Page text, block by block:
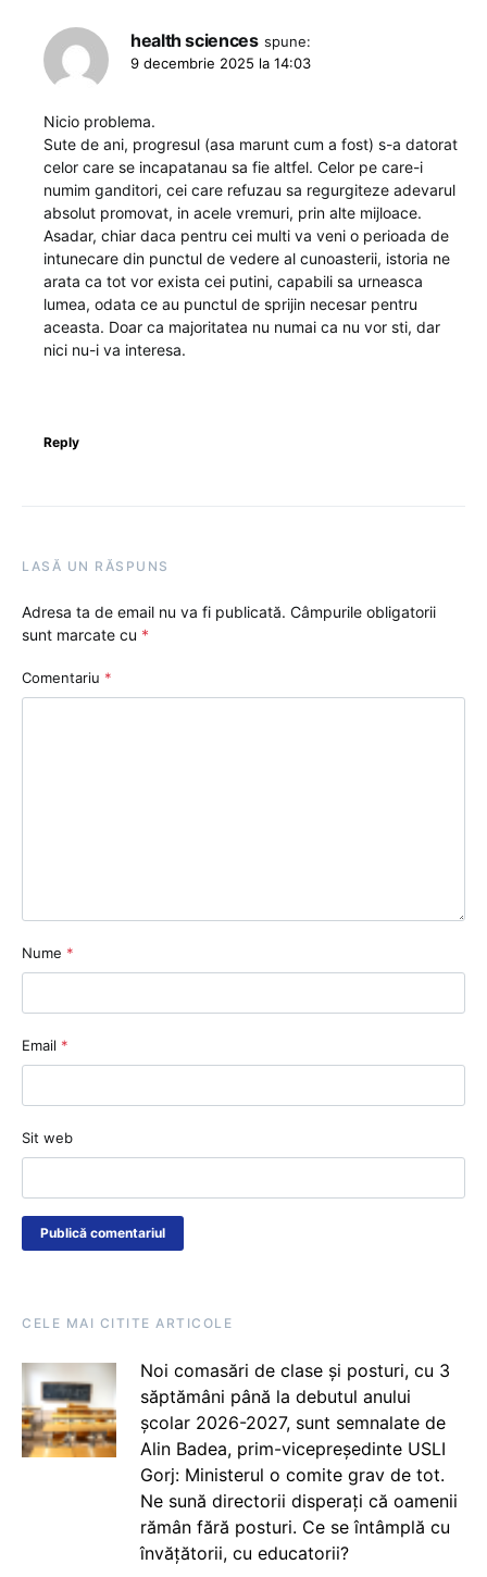
health sciences spune:
9 decembrie 2025 la 14:03
Nicio problema.
Sute de ani, progresul (asa marunt cum a fost) s-a datorat
celor care se incapatanau sa fie altfel. Celor pe care-i
numim ganditori, cei care refuzau sa regurgiteze adevarul
absolut promovat, in acele vremuri, prin alte mijloace.
Asadar, chiar daca pentru cei multi va veni o perioada de
intunecare din punctul de vedere al cunoasterii, istoria ne
arata ca tot vor exista cei putini, capabili sa urneasca
lumea, odata ce au punctul de sprijin necesar pentru
aceasta. Doar ca majoritatea nu numai ca nu vor sti, dar
nici nu-i va interesa.
Reply
LASĂ UN RĂSPUNS
Adresa ta de email nu va fi publicată. Câmpurile obligatorii
sunt marcate cu *
Comentariu *
Nume *
Email *
Sit web
CELE MAI CITITE ARTICOLE
Noi comasări de clase și posturi, cu 3
săptămâni până la debutul anului
școlar 2026-2027, sunt semnalate de
Alin Badea, prim-vicepreședinte USLI
Gorj: Ministerul o comite grav de tot.
Ne sună directorii disperați că oamenii
rămân fără posturi. Ce se întâmplă cu
învățătorii, cu educatorii?